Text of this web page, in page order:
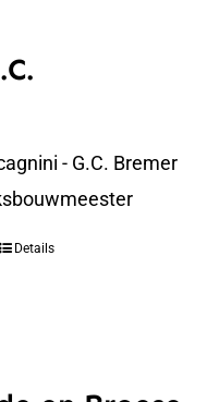
- G.C. Bremer
Details